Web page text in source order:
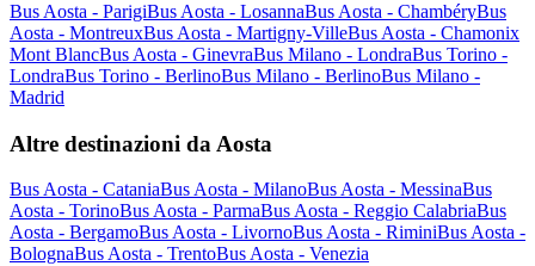
Bus Aosta - ParigiBus Aosta - LosannaBus Aosta - ChambéryBus
Aosta - MontreuxBus Aosta - Martigny-VilleBus Aosta - Chamonix
Mont BlancBus Aosta - GinevraBus Milano - LondraBus Torino -
LondraBus Torino - BerlinoBus Milano - BerlinoBus Milano -
Madrid
Altre destinazioni da Aosta
Bus Aosta - CataniaBus Aosta - MilanoBus Aosta - MessinaBus
Aosta - TorinoBus Aosta - ParmaBus Aosta - Reggio CalabriaBus
Aosta - BergamoBus Aosta - LivornoBus Aosta - RiminiBus Aosta -
BolognaBus Aosta - TrentoBus Aosta - Venezia